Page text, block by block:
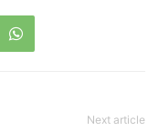
Next article